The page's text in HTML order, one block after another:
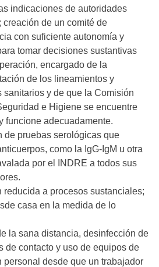
indicaciones de autoridades
creación de un comité de
con suficiente autonomía y
tomar decisiones sustantivas
encargado de la
de los lineamientos y
sanitarios y de que la Comisión
e Higiene se encuentre
funcione adecuadamente.
de pruebas serológicas que
como la IgG-IgM u otra
por el INDRE a todos sus
reducida a procesos sustanciales;
casa en la medida de lo
la sana distancia, desinfección de
de contacto y uso de equipos de
personal desde que un trabajador